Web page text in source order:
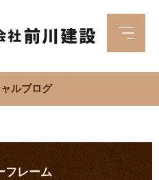
ルブログ
フレーム